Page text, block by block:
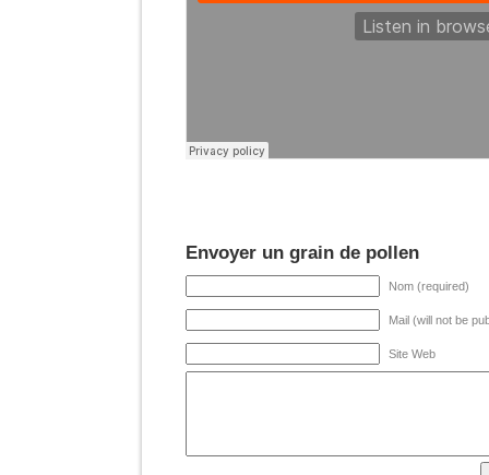
Envoyer un grain de pollen
Nom (required)
Mail (will not be
Site Web